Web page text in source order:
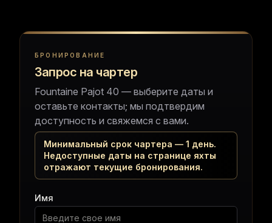
Запрос на чартер
БРОНИРОВАНИЕ
Запрос на чартер
Fountaine Pajot 40 — выберите даты и
оставьте контакты; мы подтвердим
доступность и свяжемся с вами.
Минимальный срок чартера — 1 день.
Недоступные даты на странице яхты
отражают текущие бронирования.
Имя